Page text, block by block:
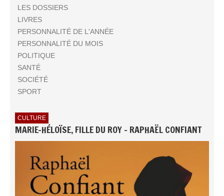
LES DOSSIERS
LIVRES
PERSONNALITÉ DE L'ANNÉE
PERSONNALITÉ DU MOIS
POLITIQUE
SANTÉ
SOCIÉTÉ
SPORT
CULTURE
MARIE-HÉLOÏSE, FILLE DU ROY - RAPHAËL CONFIANT